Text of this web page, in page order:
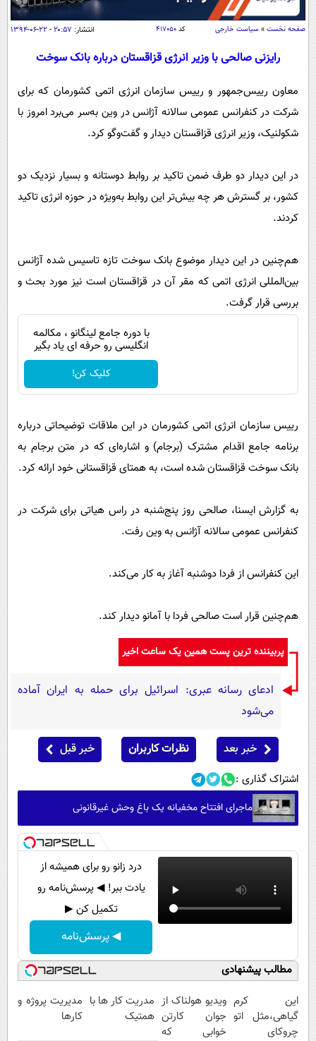
اقتصاد
اقتصادی
جامعه
سلامت
محیط زیست
بین الملل
فرهنگ و هنر
فناوری و It
علمی
قرآن
گوناگون
محیط زیست
سلامت
بین الملل
اجتماعی
خواندنی ها و دیدنی ها
روانشناسی
آموزش زبان
صفحه نخست » سیاست خارجی کد۴۱۷۰۵۰ انتشار: ۲۰:۵۷ - ۲۲-۰۶-۱۳۹۴
رایزنی صالحی با وزیر انرژی قزاقستان درباره بانک سوخ­ت
معاون رییس‌جم­هور و رییس سازمان انرژی اتمی کشورمان که ­برای
شرکت در کنفرانس عمومی سالانه آژانس ­در وین به‌سر می‌برد امروز با
شکولنیک، ­وزیر انرژی قزاقستان دیدار و گفت‌وگو کرد.
در این دیدار دو طرف ضمن تاکید بر روابط دو­ستانه و بسیار نزدیک دو
کشور، بر گسترش هر­ چه بیش‌تر این روابط به‌ویژه در حوزه انرژی ­تاکید
کردند.
هم‌چنین در این دیدار موضوع بانک سوخ­ت تازه تاسیس شده آژانس
بین‌المللی انرژی­ اتمی که مقر آن در قزاقستان است نیز مورد­ بحث و
بررسی قرار گرفت.
با دوره جامع لینگانو ، مکالمه
انگلیسی رو حرفه ای یاد بگیر
کلیک کن!
رییس سازمان انرژ­ی اتمی کشورمان در این ملاقات توضیحاتی درباره
برنامه جامع اقدام مشترک (برجام) و ­اشاره‌ای که در متن برجام به
بانک سوخت قز­اقستان شده است، به همتای قزاقستانی خود ا­رائه کرد.
به گزارش ایسنا، صالحی روز پنج‌شنبه در راس هیاتی برای شرکت در
کنفرانس عمومی سالانه آژانس به وین رفت.
این کنفرانس از فردا دوشنبه آغاز به کار می‌کند.
هم‌چنین قرار است صالحی فردا با آمانو دیدار کند.
پربیننده ترین پست همین یک ساعت اخیر
ادعای رسانه عبری: اسرائیل برای حمله به ایران آماده
می‌شود
خبر بعد نظرات کاربران خبر قبل
اشتراک گذاری :
ماجرای افتتاح مخفیانه یک باغ وحش غیرقانونی
درد زانو رو برای همیشه از
یادت ببر! ◀ پرسش‌نامه رو
تکمیل کن ▶
◀ پرسش‌نامه
مطالب پیشنهادی
این کرم
گیاهی،مثل اتو
چروکای
ویدیو هولناک از
جوان کارتن
خوابی که
مدریت کار ها با
همتیک
مدیریت پروژه و
کارها